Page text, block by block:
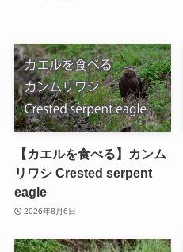
【カエルを食べる】カンム
リワシ Crested serpent
eagle
2026年8月6日